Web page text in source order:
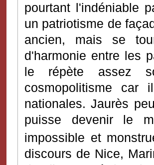
pourtant l'indéniable
un patriotisme de
ancien, mais se
d'harmonie entre les
le répète assez
cosmopolitisme car
nationales. Jaurès
puisse devenir le
impossible et
discours de Nice,